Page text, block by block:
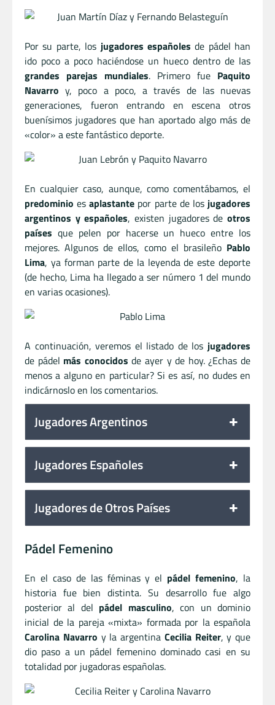
Por su parte, los jugadores españoles de pádel han
ido poco a poco haciéndose un hueco dentro de las
grandes parejas mundiales. Primero fue Paquito
Navarroy, poco a poco, a través de las nuevas
generaciones, fueron entrando en escena otros
buenísimos jugadores que han aportado algo más de
«color» a este fantástico deporte.
En cualquier caso, aunque, como comentábamos, el
predominio esaplastante por parte de los jugadores
argentinos y españoles, existen jugadores deotros
países que pelen por hacerse un hueco entre los
mejores. Algunos de ellos, como el brasileño Pablo
Lima, ya forman parte de la leyenda de este deporte
(de hecho, Lima ha llegado a ser número 1 del mundo
en varias ocasiones).
A continuación, veremos el listado de los jugadores
de pádel más conocidos de ayer y de hoy. ¿Echas de
menos a alguno en particular? Si es así, no dudes en
indicárnoslo en los comentarios.
Jugadores Argentinos
Jugadores Españoles
Jugadores de Otros Países
Pádel Femenino
En el caso de las féminas y el pádel femenino, la
historia fue bien distinta. Su desarrollo fue algo
posterior al del pádel masculino, con un dominio
inicial de la pareja «mixta» formada por la española
Carolina Navarro y la argentina Cecilia Reiter, y que
dio paso a un pádel femenino dominado casi en su
totalidad por jugadoras españolas.